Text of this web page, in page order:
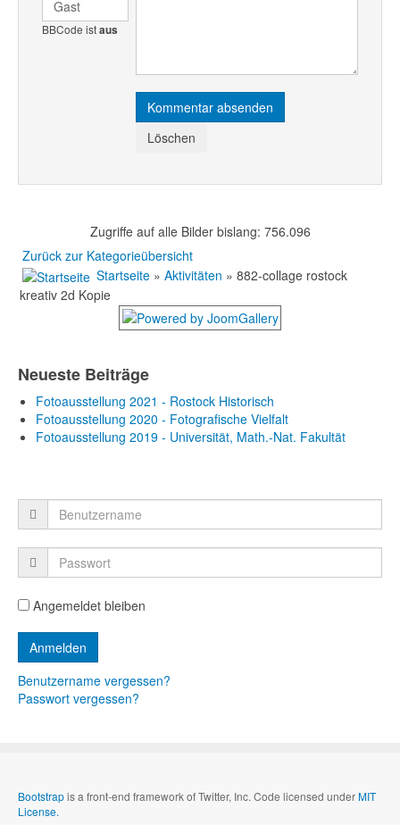
BBCode istaus
Zugriffe auf alle Bilder bislang: 756.096
Zurück zur Kategorieübersicht
Startseite » Aktivitäten » 882-collage rostock
kreativ 2d Kopie
Neueste Beiträge
Fotoausstellung 2021 - Rostock Historisch
Fotoausstellung 2020 - Fotografische Vielfalt
Fotoausstellung 2019 - Universität, Math.-Nat. Fakultät
Angemeldet bleiben
Benutzername vergessen?
Passwort vergessen?
Bootstrapis a front-end framework of Twitter, Inc. Code licensed underMIT
License.